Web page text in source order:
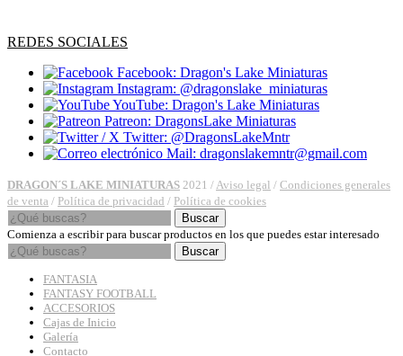
REDES SOCIALES
Facebook: Dragon's Lake Miniaturas
Instagram: @dragonslake_miniaturas
YouTube: Dragon's Lake Miniaturas
Patreon: DragonsLake Miniaturas
Twitter: @DragonsLakeMntr
Mail: dragonslakemntr@gmail.com
DRAGON´S LAKE MINIATURAS 2021 / Aviso legal / Condiciones generales
de venta / Política de privacidad / Política de cookies
Buscar
Comienza a escribir para buscar productos en los que puedes estar interesado
Buscar
FANTASIA
FANTASY FOOTBALL
ACCESORIOS
Cajas de Inicio
Galería
Contacto